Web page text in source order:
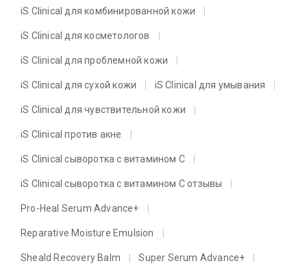
iS Clinical для комбинированной кожи
iS Clinical для косметологов
iS Clinical для проблемной кожи
iS Clinical для сухой кожи iS Clinical для умывания
iS Clinical для чувствительной кожи
iS Clinical против акне
iS Clinical сыворотка с витамином C
iS Clinical сыворотка с витамином C отзывы
Pro-Heal Serum Advance+
Reparative Moisture Emulsion
Sheald Recovery Balm Super Serum Advance+